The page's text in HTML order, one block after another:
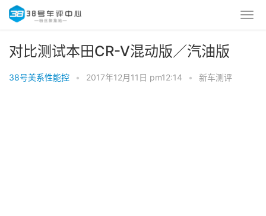
对比测试本田CR-V混动版／汽油版
38号美系性能控 • 2017年12月11日 pm12:14 • 新车测评